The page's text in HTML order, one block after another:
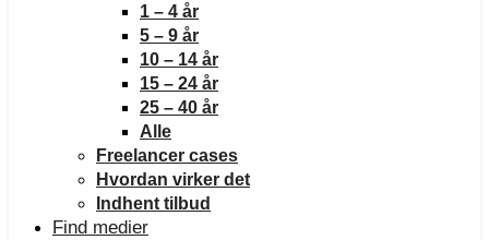
1 – 4 år
5 – 9 år
10 – 14 år
15 – 24 år
25 – 40 år
Alle
Freelancer cases
Hvordan virker det
Indhent tilbud
Find medier